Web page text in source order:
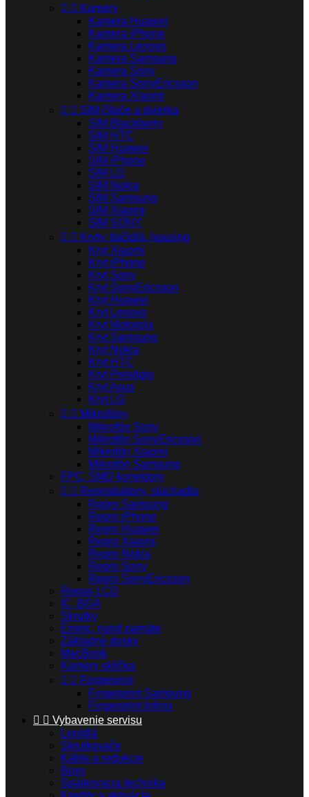
  Kamery
Kamera Huawei
Kamera iPhone
Kamera Lenovo
Kamera Samsung
Kamera Sony
Kamera SonyEricsson
Kamera Xiaomi
  SIM čítače a dvierka
SIM Blackberry
SIM HTC
SIM Huawei
SIM iPhone
SIM LG
SIM Nokia
SIM Samsung
SIM Xiaomi
SIM SONY
  Kryty, tlačidlá, housing
Kryt Xiaomi
Kryt iPhone
Kryt Sony
Kryt SonyEricsson
Kryt Huawei
Kryt Lenovo
Kryt Motorola
Kryt Samsung
Kryt Nokia
Kryt HTC
Kryt Prestigio
Kryt Asus
Kryt LG
  Mikrofóny
Mikrofón Sony
Mikrofón SonyEricsson
Mikrofón Xiaomi
Mikrofón Samsung
FPC, SMD konektory
  Reproduktory, slúchadla
Repro Samsung
Repro iPhone
Repro Huawei
Repro Xiaomi
Repro Nokia
Repro Sony
Repro SonyEricsson
Repas LCD
IC, BGA
Skrutky
Emmc, nand pamäte
Základné dosky
MacBook
Kamery sklíčka
  Fingerprint
Fingerprint Samsung
Fingerprint Infinix
  Vybavenie servisu
Lepidlá
Skrutkovače
Káble a redukcie
Boxy
Spájkovacia technika